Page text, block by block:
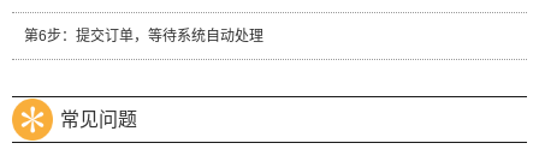
第6步：提交订单，等待系统自动处理
常见问题